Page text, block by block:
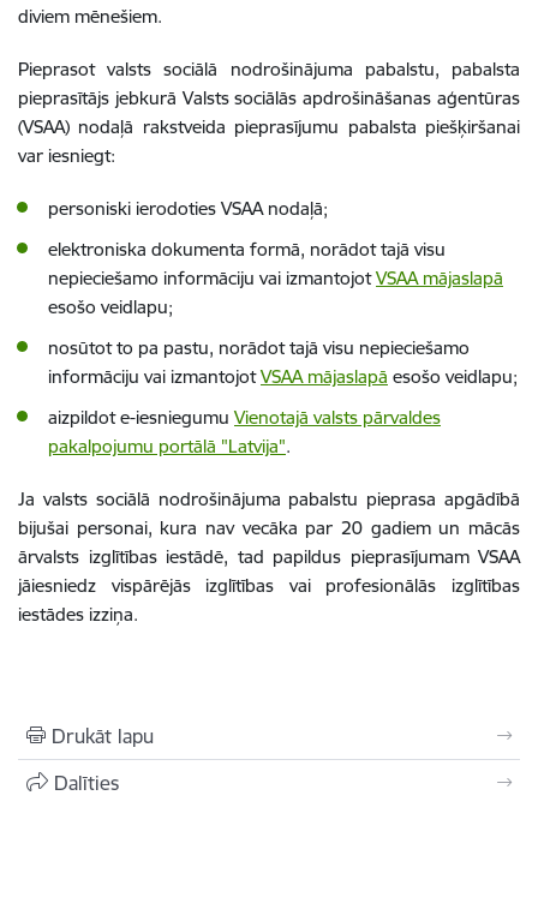
diviem mēnešiem.
Pieprasot valsts sociālā nodrošinājuma pabalstu, pabalsta
pieprasītājs jebkurā Valsts sociālās apdrošināšanas aģentūras
(VSAA) nodaļā rakstveida pieprasījumu pabalsta piešķiršanai
var iesniegt:
personiski ierodoties VSAA nodaļā;
elektroniska dokumenta formā, norādot tajā visu
nepieciešamo informāciju vai izmantojotVSAA mājaslapā
esošo veidlapu;
nosūtot to pa pastu, norādot tajā visu nepieciešamo
informāciju vai izmantojotVSAA mājaslapā esošo veidlapu;
aizpildot e-iesniegumu Vienotajā valsts pārvaldes
pakalpojumu portālā "Latvija".
Ja valsts sociālā nodrošinājuma pabalstu pieprasa apgādībā
bijušai personai, kura nav vecāka par 20 gadiem un mācās
ārvalsts izglītības iestādē, tad papildus pieprasījumam VSAA
jāiesniedz vispārējās izglītības vai profesionālās izglītības
iestādes izziņa.
Drukāt lapu
Dalīties